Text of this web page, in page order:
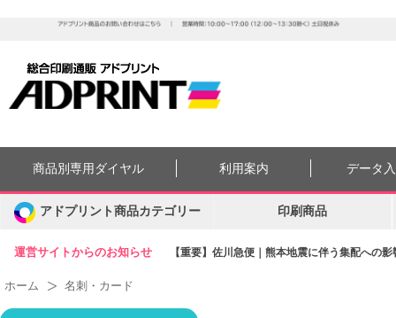
運営サイトからのお知らせ 【重要】佐川急便｜熊本地震に伴う集配への
商品別専用ダイヤル 利用案内 データ
アドプリント商品カテゴリー 印刷商品
ホーム 名刺・カード